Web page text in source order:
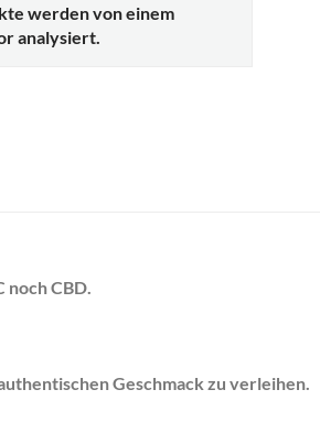
werden von einem
analysiert.
CBD.
Geschmack zu verleihen.